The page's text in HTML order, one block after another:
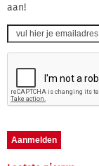
aan!